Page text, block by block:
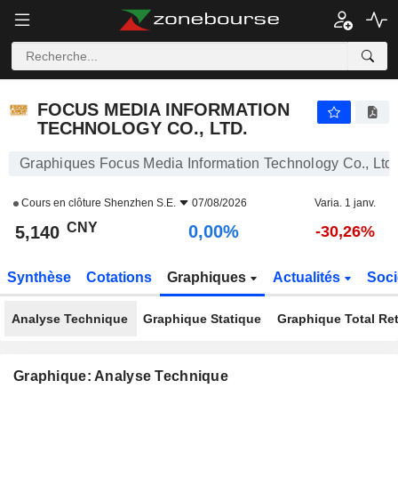
FOCUS MEDIA INFORMATION
TECHNOLOGY CO., LTD.
Graphiques Focus Media Information Technology Co., Ltd.
Cours en clôture Shenzhen S.E. 07/08/2026 Varia. 1 janv.
5,140 CNY 0,00% -30,26%
Synthèse Cotations Graphiques Actualités
Analyse Technique Graphique Statique Graphique Total
Graphique: Analyse Technique